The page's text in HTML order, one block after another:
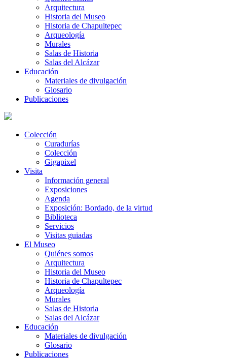
Arquitectura
Historia del Museo
Historia de Chapultepec
Arqueología
Murales
Salas de Historia
Salas del Alcázar
Educación
Materiales de divulgación
Glosario
Publicaciones
Colección
Curadurías
Colección
Gigapixel
Visita
Información general
Exposiciones
Agenda
Exposición: Bordado, de la virtud
Biblioteca
Servicios
Visitas guiadas
El Museo
Quiénes somos
Arquitectura
Historia del Museo
Historia de Chapultepec
Arqueología
Murales
Salas de Historia
Salas del Alcázar
Educación
Materiales de divulgación
Glosario
Publicaciones